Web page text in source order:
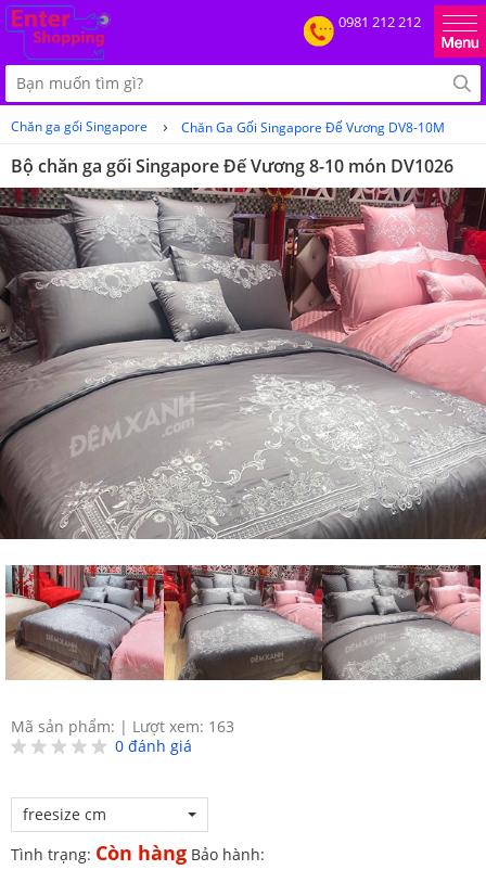
0981 212 212
Chăn ga gối Singapore › Chăn Ga Gối Singapore Đế Vương DV8-10M
Bộ chăn ga gối Singapore Đế Vương 8-10 món DV1026
Mã sản phẩm: | Lượt xem: 163
0 đánh giá
freesize cm
Tình trạng: Còn hàng Bảo hành: